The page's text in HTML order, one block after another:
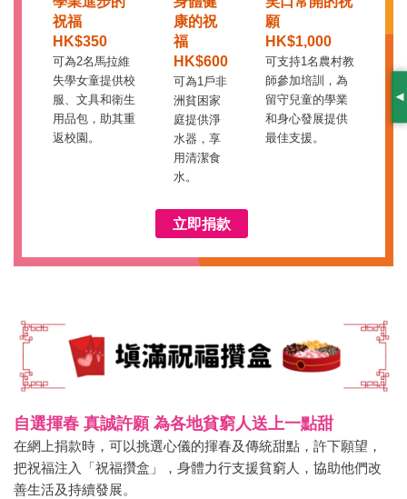
祝福
HK$350
可為2名馬拉維
失學女童提供校
服、文具和衛生
用品包，助其重
返校園。
康的祝
福
HK$600
可為1戶非
洲貧困家
庭提供淨
水器，享
用清潔食
水。
願
HK$1,000
可支持1名農村教
師參加培訓，為
留守兒童的學業
和身心發展提供
最佳支援。
立即捐款
自選揮春 真誠許願 為各地貧窮人送上一點甜
在網上捐款時，可以挑選心儀的揮春及傳統甜點，許下願望，
把祝福注入「祝福攢盒」，身體力行支援貧窮人，協助他們改
善生活及持續發展。